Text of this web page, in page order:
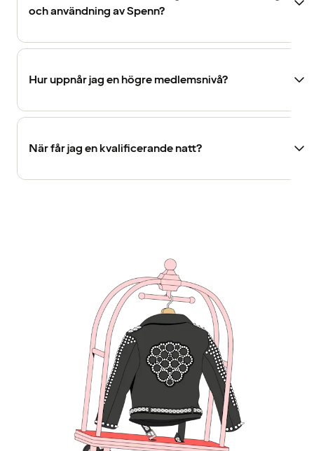
och användning av Spenn?
Hur uppnår jag en högre medlemsnivå?
När får jag en kvalificerande natt?